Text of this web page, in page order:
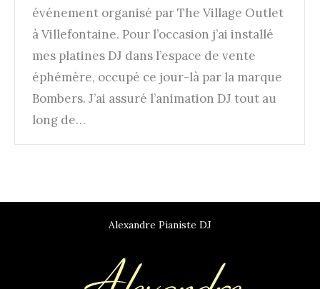
événement organisé par The Village Outlet
à Villefontaine. Pour l’occasion j’ai installé
mes platines DJ dans l’espace de vente
éphémère, occupé ce jour-là par la marque
Bombers. J’ai assuré l’animation DJ tout au
long de…
Alexandre Pianiste DJ